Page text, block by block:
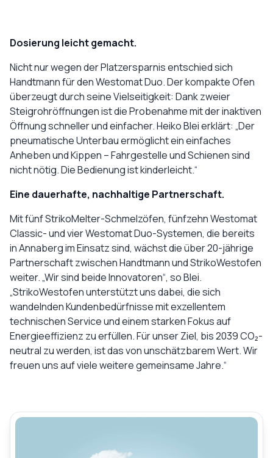
Dosierung leicht gemacht.
Nicht nur wegen der Platzersparnis entschied sich
Handtmann für den Westomat Duo. Der kompakte Ofen
überzeugt durch seine Vielseitigkeit: Dank zweier
Steigrohröffnungen ist die Probenahme mit der inaktiven
Öffnung schneller und einfacher. Heiko Blei erklärt: „Der
pneumatische Unterbau ermöglicht ein einfaches
Anheben und Kippen – Fahrgestelle und Schienen sind
nicht nötig. Die Bedienung ist kinderleicht.“
Eine dauerhafte, nachhaltige Partnerschaft.
Mit fünf StrikoMelter-Schmelzöfen, fünfzehn Westomat
Classic- und vier Westomat Duo-Systemen, die bereits
in Annaberg im Einsatz sind, wächst die über 20-jährige
Partnerschaft zwischen Handtmann und StrikoWestofen
weiter. „Wir sind beide Innovatoren“, so Blei.
„StrikoWestofen unterstützt uns dabei, die sich
wandelnden Kundenbedürfnisse mit exzellentem
technischen Service und einem starken Fokus auf
Energieeffizienz zu erfüllen. Für unser Ziel, bis 2039 CO₂-
neutral zu werden, ist das von unschätzbarem Wert. Wir
freuen uns auf viele weitere gemeinsame Jahre.“